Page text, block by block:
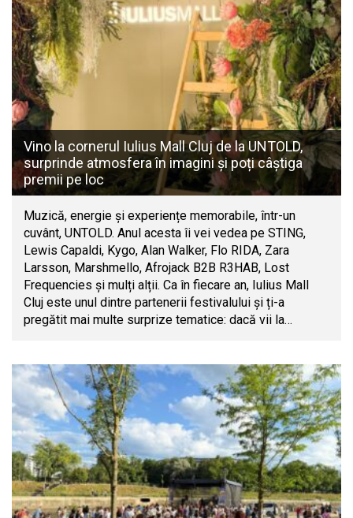
Vino la cornerul Iulius Mall Cluj de la UNTOLD,
surprinde atmosfera în imagini și poți câștiga
premii pe loc
Muzică, energie și experiențe memorabile, într-un
cuvânt, UNTOLD. Anul acesta îi vei vedea pe STING,
Lewis Capaldi, Kygo, Alan Walker, Flo RIDA, Zara
Larsson, Marshmello, Afrojack B2B R3HAB, Lost
Frequencies și mulți alții. Ca în fiecare an, Iulius Mall
Cluj este unul dintre partenerii festivalului și ți-a
pregătit mai multe surprize tematice: dacă vii la…